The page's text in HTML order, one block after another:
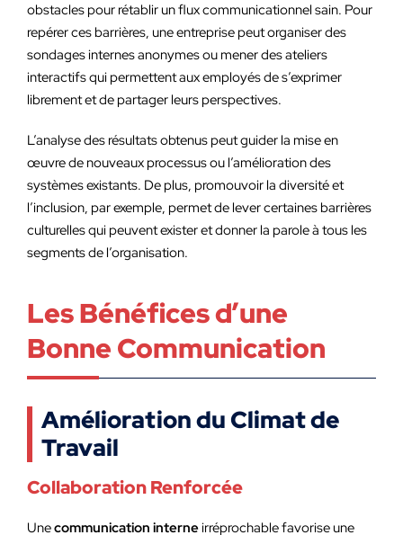
obstacles pour rétablir un flux communicationnel sain. Pour
repérer ces barrières, une entreprise peut organiser des
sondages internes anonymes ou mener des ateliers
interactifs qui permettent aux employés de s’exprimer
librement et de partager leurs perspectives.
L’analyse des résultats obtenus peut guider la mise en
œuvre de nouveaux processus ou l’amélioration des
systèmes existants. De plus, promouvoir la diversité et
l’inclusion, par exemple, permet de lever certaines barrières
culturelles qui peuvent exister et donner la parole à tous les
segments de l’organisation.
Les Bénéfices d’une
Bonne Communication
Amélioration du Climat de
Travail
Collaboration Renforcée
Unecommunication interneirréprochable favorise une